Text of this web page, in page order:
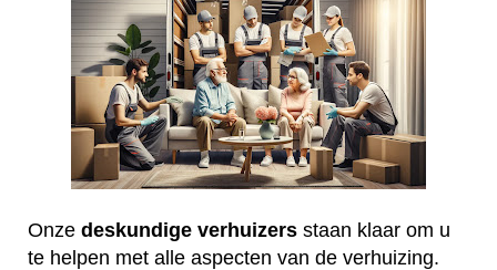
Onze deskundige verhuizers staan klaar om u
te helpen met alle aspecten van de verhuizing.